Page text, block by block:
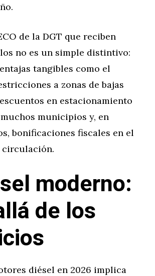
de la DGT que reciben
no es un simple distintivo:
tangibles como el
a zonas de bajas
en estacionamiento
municipios y, en
bonificaciones fiscales en el
circulación.
moderno:
de los
diésel en 2026 implica